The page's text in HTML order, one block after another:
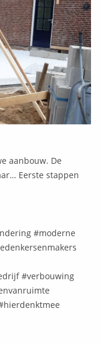
aanbouw. De
Eerste stappen
#moderne
#verbouwing